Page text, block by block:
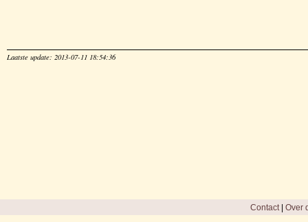
Laatste update: 2013-07-11 18:54:36
Contact| Over